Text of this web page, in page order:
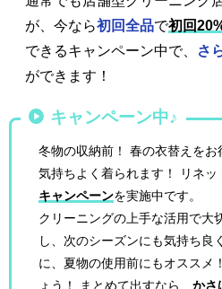
が、今なら初回全品で初回
できるキャンペーン中で、
さ
ができます！
キャンペーン中♪
冬物の収納前！ 春の衣替えを
気持ちよく着られます！ リネッ
キャンペーンを実施中です。
クリーニングの上手な活用で大
し、次のシーズンにも気持ち良
に、夏物の使用前にもオススメ
ょう！ まとめて出すなら、かさ